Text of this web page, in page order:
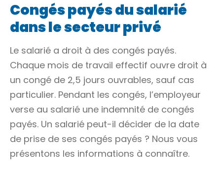
Congés payés du salarié
dans le secteur privé
Le salarié a droit à des congés payés.
Chaque mois de travail effectif ouvre droit à
un congé de 2,5 jours ouvrables, sauf cas
particulier. Pendant les congés, l’employeur
verse au salarié une indemnité de congés
payés. Un salarié peut-il décider de la date
de prise de ses congés payés ? Nous vous
présentons les informations à connaître.